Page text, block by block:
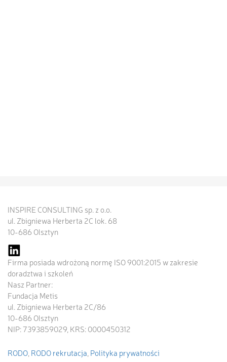
INSPIRE CONSULTING sp. z o.o.
ul. Zbigniewa Herberta 2C lok. 68
10-686 Olsztyn
Firma posiada wdrożoną normę ISO 9001:2015 w zakresie
doradztwa i szkoleń
Nasz Partner:
Fundacja Metis
ul. Zbigniewa Herberta 2C/86
10-686 Olsztyn
NIP: 7393859029, KRS: 0000450312
RODO,RODO rekrutacja,Polityka prywatności